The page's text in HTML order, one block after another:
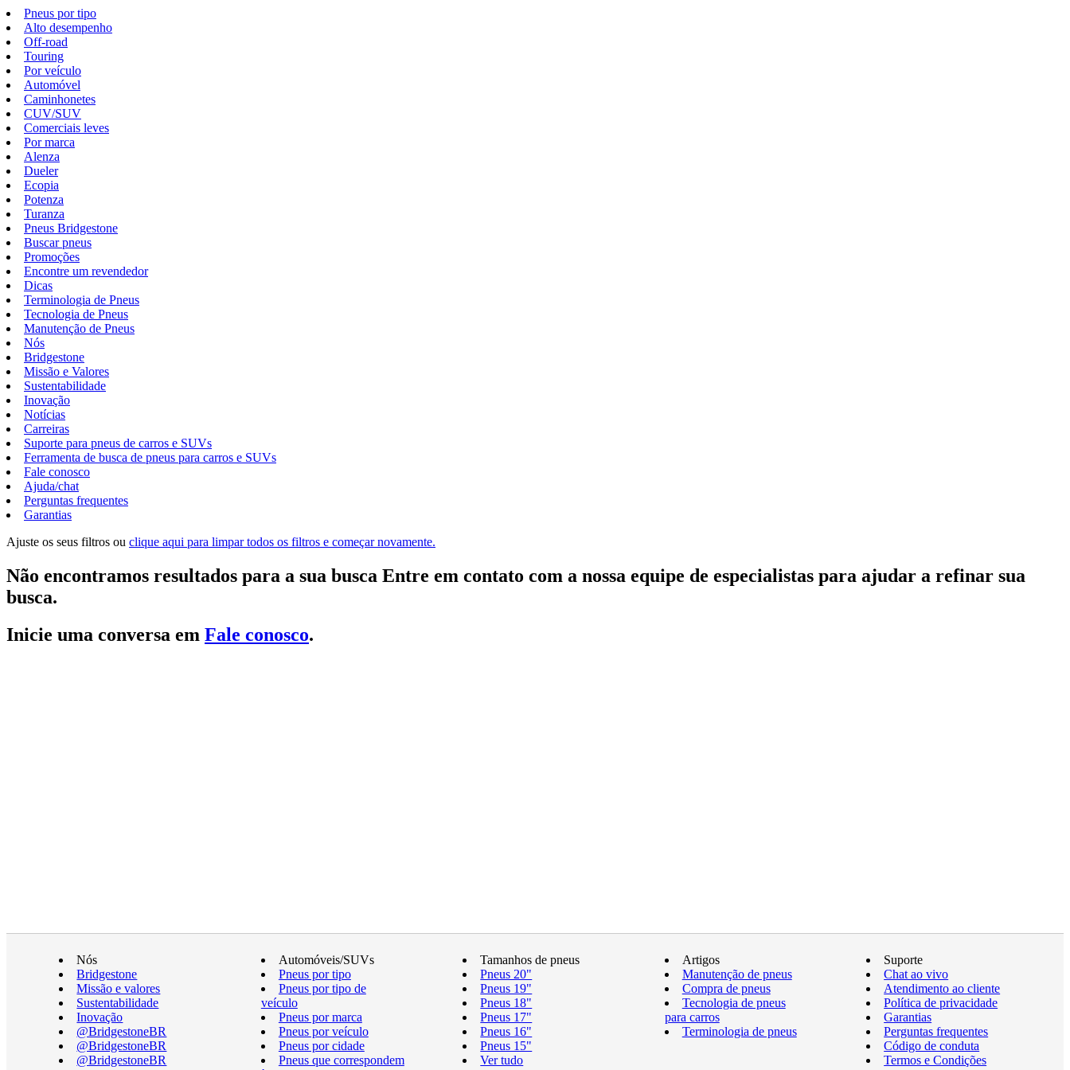
Pneus por tipo
Alto desempenho
Off-road
Touring
Por veículo
Automóvel
Caminhonetes
CUV/SUV
Comerciais leves
Por marca
Alenza
Dueler
Ecopia
Potenza
Turanza
Pneus Bridgestone
Buscar pneus
Promoções
Encontre um revendedor
Dicas
Terminologia de Pneus
Tecnologia de Pneus
Manutenção de Pneus
Nós
Bridgestone
Missão e Valores
Sustentabilidade
Inovação
Notícias
Carreiras
Suporte para pneus de carros e SUVs
Ferramenta de busca de pneus para carros e SUVs
Fale conosco
Ajuda/chat
Perguntas frequentes
Garantias
Ajuste os seus filtros ou clique aqui para limpar todos os filtros e começar novamente.
Não encontramos resultados para a sua busca Entre em contato com a nossa equipe de especialistas para ajudar a refinar sua
busca.
Inicie uma conversa em Fale conosco.
Nós
Bridgestone
Missão e valores
Sustentabilidade
Inovação
@BridgestoneBR
@BridgestoneBR
@BridgestoneBR
Automóveis/SUVs
Pneus por tipo
Pneus por tipo de
veículo
Pneus por marca
Pneus por veículo
Pneus por cidade
Pneus que correspondem
Tamanhos de pneus
Pneus 20"
Pneus 19"
Pneus 18"
Pneus 17"
Pneus 16"
Pneus 15"
Ver tudo
Artigos
Manutenção de pneus
Compra de pneus
Tecnologia de pneus
para carros
Terminologia de pneus
Suporte
Chat ao vivo
Atendimento ao cliente
Política de privacidade
Garantias
Perguntas frequentes
Código de conduta
Termos e Condições